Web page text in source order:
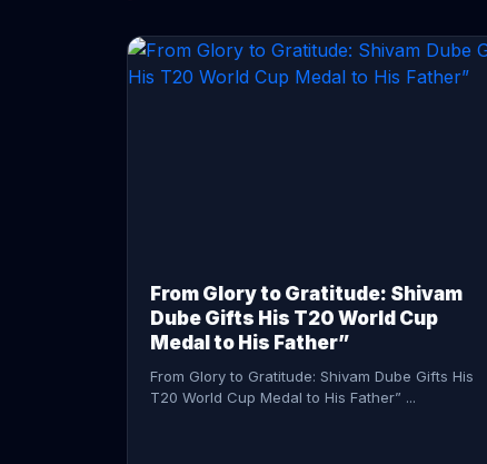
From Glory to Gratitude: Shivam
Dube Gifts His T20 World Cup
Medal to His Father”
From Glory to Gratitude: Shivam Dube Gifts His
T20 World Cup Medal to His Father” ...